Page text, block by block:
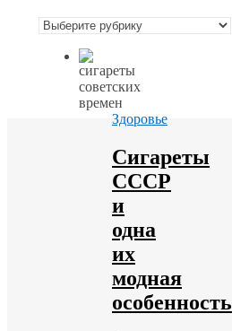
Разделы
Здоровье
Сигареты
СССР
и
одна
их
модная
особенность